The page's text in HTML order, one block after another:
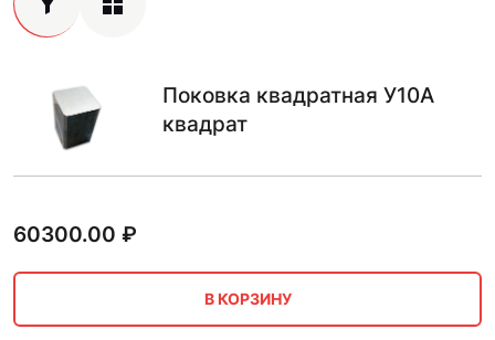
Поковка квадратная У10А
квадрат
60300.00 ₽
В КОРЗИНУ